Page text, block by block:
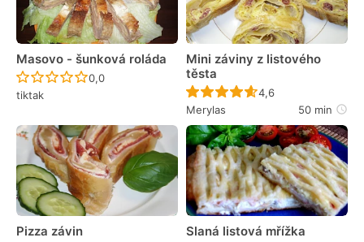
Masovo - šunková roláda
Recept ještě nebyl hodnocen
0,0
tiktak
Mini záviny z listového
těsta
Recept ještě nebyl
4,6
Merylas
50 min
Pizza závin Slaná listová mřížka